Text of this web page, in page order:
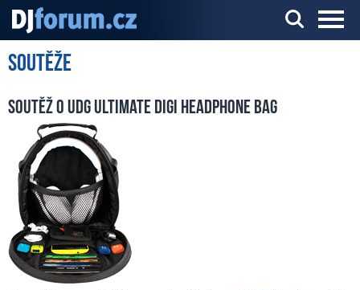
Server o DJ technice a DJingu
Soutěže
Soutěž o UDG Ultimate DIGI Headphone Bag